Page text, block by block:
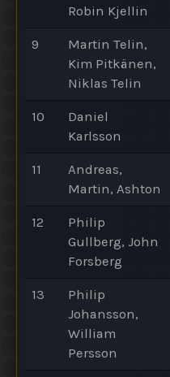
Robin Kjellin
9
Martin Telin,
Kim Pitkänen,
Niklas Telin
10
Daniel
Karlsson
11
Andreas,
Martin, Ashton
12
Philip
Gullberg, John
Forsberg
13
Philip
Johansson,
William
Persson